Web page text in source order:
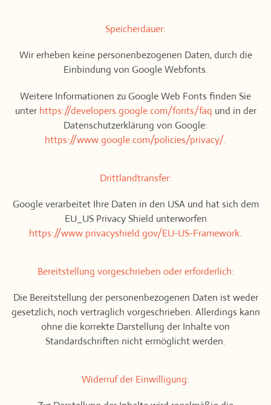
Speicherdauer:
Wir erheben keine personenbezogenen Daten, durch die
Einbindung von Google Webfonts.
Weitere Informationen zu Google Web Fonts finden Sie
unter https://developers.google.com/fonts/faq und in der
Datenschutzerklärung von Google:
https://www.google.com/policies/privacy/.
Drittlandtransfer:
Google verarbeitet Ihre Daten in den USA und hat sich dem
EU_US Privacy Shield unterworfen
https://www.privacyshield.gov/EU-US-Framework.
Bereitstellung vorgeschrieben oder erforderlich:
Die Bereitstellung der personenbezogenen Daten ist weder
gesetzlich, noch vertraglich vorgeschrieben. Allerdings kann
ohne die korrekte Darstellung der Inhalte von
Standardschriften nicht ermöglicht werden.
Widerruf der Einwilligung: